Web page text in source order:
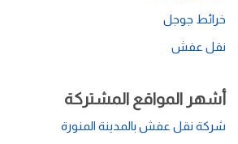
خرائط جوجل
نقل عفش
أشهر المواقع المشتركة
شركة نقل عفش بالمدينة المنورة